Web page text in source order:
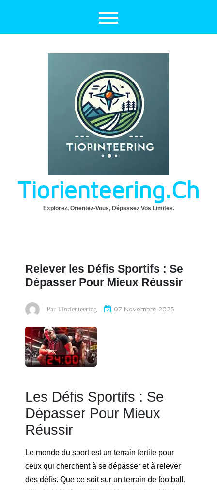
Tiorienteering.ch
Explorez, Orientez-Vous, Dépassez Vos Limites.
Relever les Défis Sportifs : Se
Dépasser Pour Mieux Réussir
Par Tiorienteering 07 Novembre 2025
Les Défis Sportifs : Se
Dépasser Pour Mieux
Réussir
Le monde du sport est un terrain fertile pour
ceux qui cherchent à se dépasser et à relever
des défis. Que ce soit sur un terrain de football,